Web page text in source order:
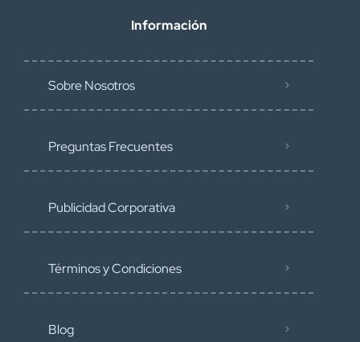
Información
Sobre Nosotros
Preguntas Frecuentes
Publicidad Corporativa
Términos y Condiciones
Blog